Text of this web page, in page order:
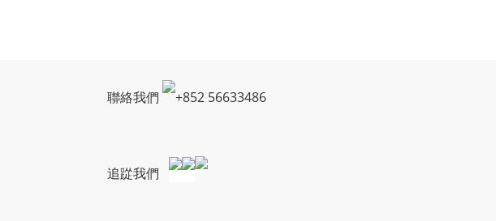
聯絡我們 +852 56633486
追踨我們